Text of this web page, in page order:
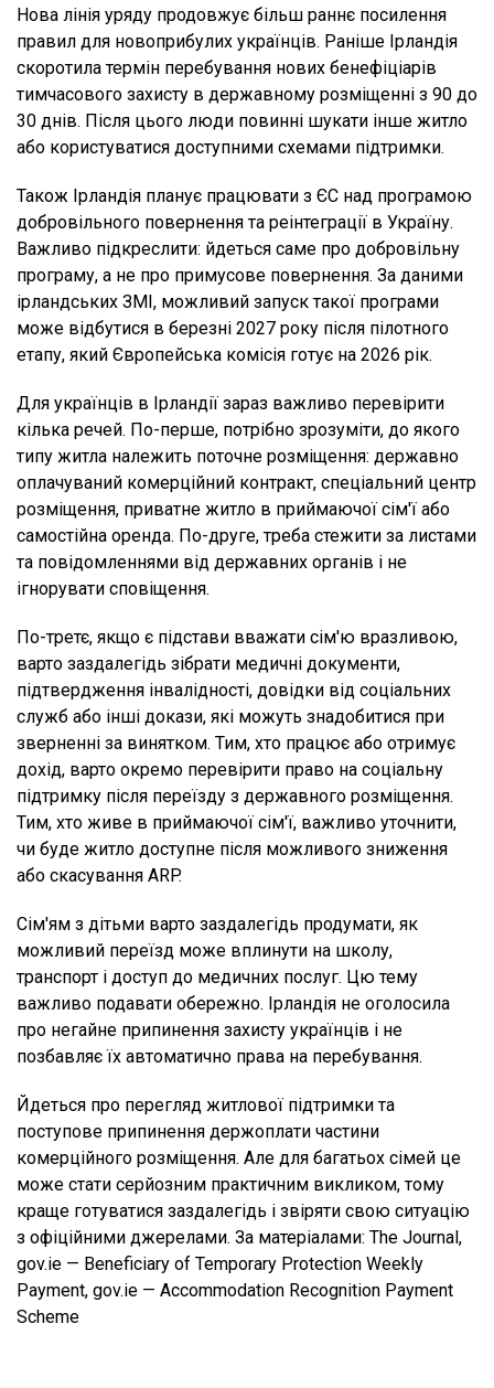
Нова лінія уряду продовжує більш раннє посилення
правил для новоприбулих українців. Раніше Ірландія
скоротила термін перебування нових бенефіціарів
тимчасового захисту в державному розміщенні з 90 до
30 днів. Після цього люди повинні шукати інше житло
або користуватися доступними схемами підтримки.
Також Ірландія планує працювати з ЄС над програмою
добровільного повернення та реінтеграції в Україну.
Важливо підкреслити: йдеться саме про добровільну
програму, а не про примусове повернення. За даними
ірландських ЗМІ, можливий запуск такої програми
може відбутися в березні 2027 року після пілотного
етапу, який Європейська комісія готує на 2026 рік.
Для українців в Ірландії зараз важливо перевірити
кілька речей. По-перше, потрібно зрозуміти, до якого
типу житла належить поточне розміщення: державно
оплачуваний комерційний контракт, спеціальний центр
розміщення, приватне житло в приймаючої сім'ї або
самостійна оренда. По-друге, треба стежити за листами
та повідомленнями від державних органів і не
ігнорувати сповіщення.
По-третє, якщо є підстави вважати сім'ю вразливою,
варто заздалегідь зібрати медичні документи,
підтвердження інвалідності, довідки від соціальних
служб або інші докази, які можуть знадобитися при
зверненні за винятком. Тим, хто працює або отримує
дохід, варто окремо перевірити право на соціальну
підтримку після переїзду з державного розміщення.
Тим, хто живе в приймаючої сім'ї, важливо уточнити,
чи буде житло доступне після можливого зниження
або скасування ARP.
Сім'ям з дітьми варто заздалегідь продумати, як
можливий переїзд може вплинути на школу,
транспорт і доступ до медичних послуг. Цю тему
важливо подавати обережно. Ірландія не оголосила
про негайне припинення захисту українців і не
позбавляє їх автоматично права на перебування.
Йдеться про перегляд житлової підтримки та
поступове припинення держоплати частини
комерційного розміщення. Але для багатьох сімей це
може стати серйозним практичним викликом, тому
краще готуватися заздалегідь і звіряти свою ситуацію
з офіційними джерелами. За матеріалами: The Journal,
gov.ie — Beneficiary of Temporary Protection Weekly
Payment, gov.ie — Accommodation Recognition Payment
Scheme